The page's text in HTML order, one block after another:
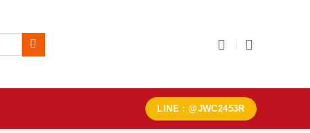
LINE : @JWC2453R